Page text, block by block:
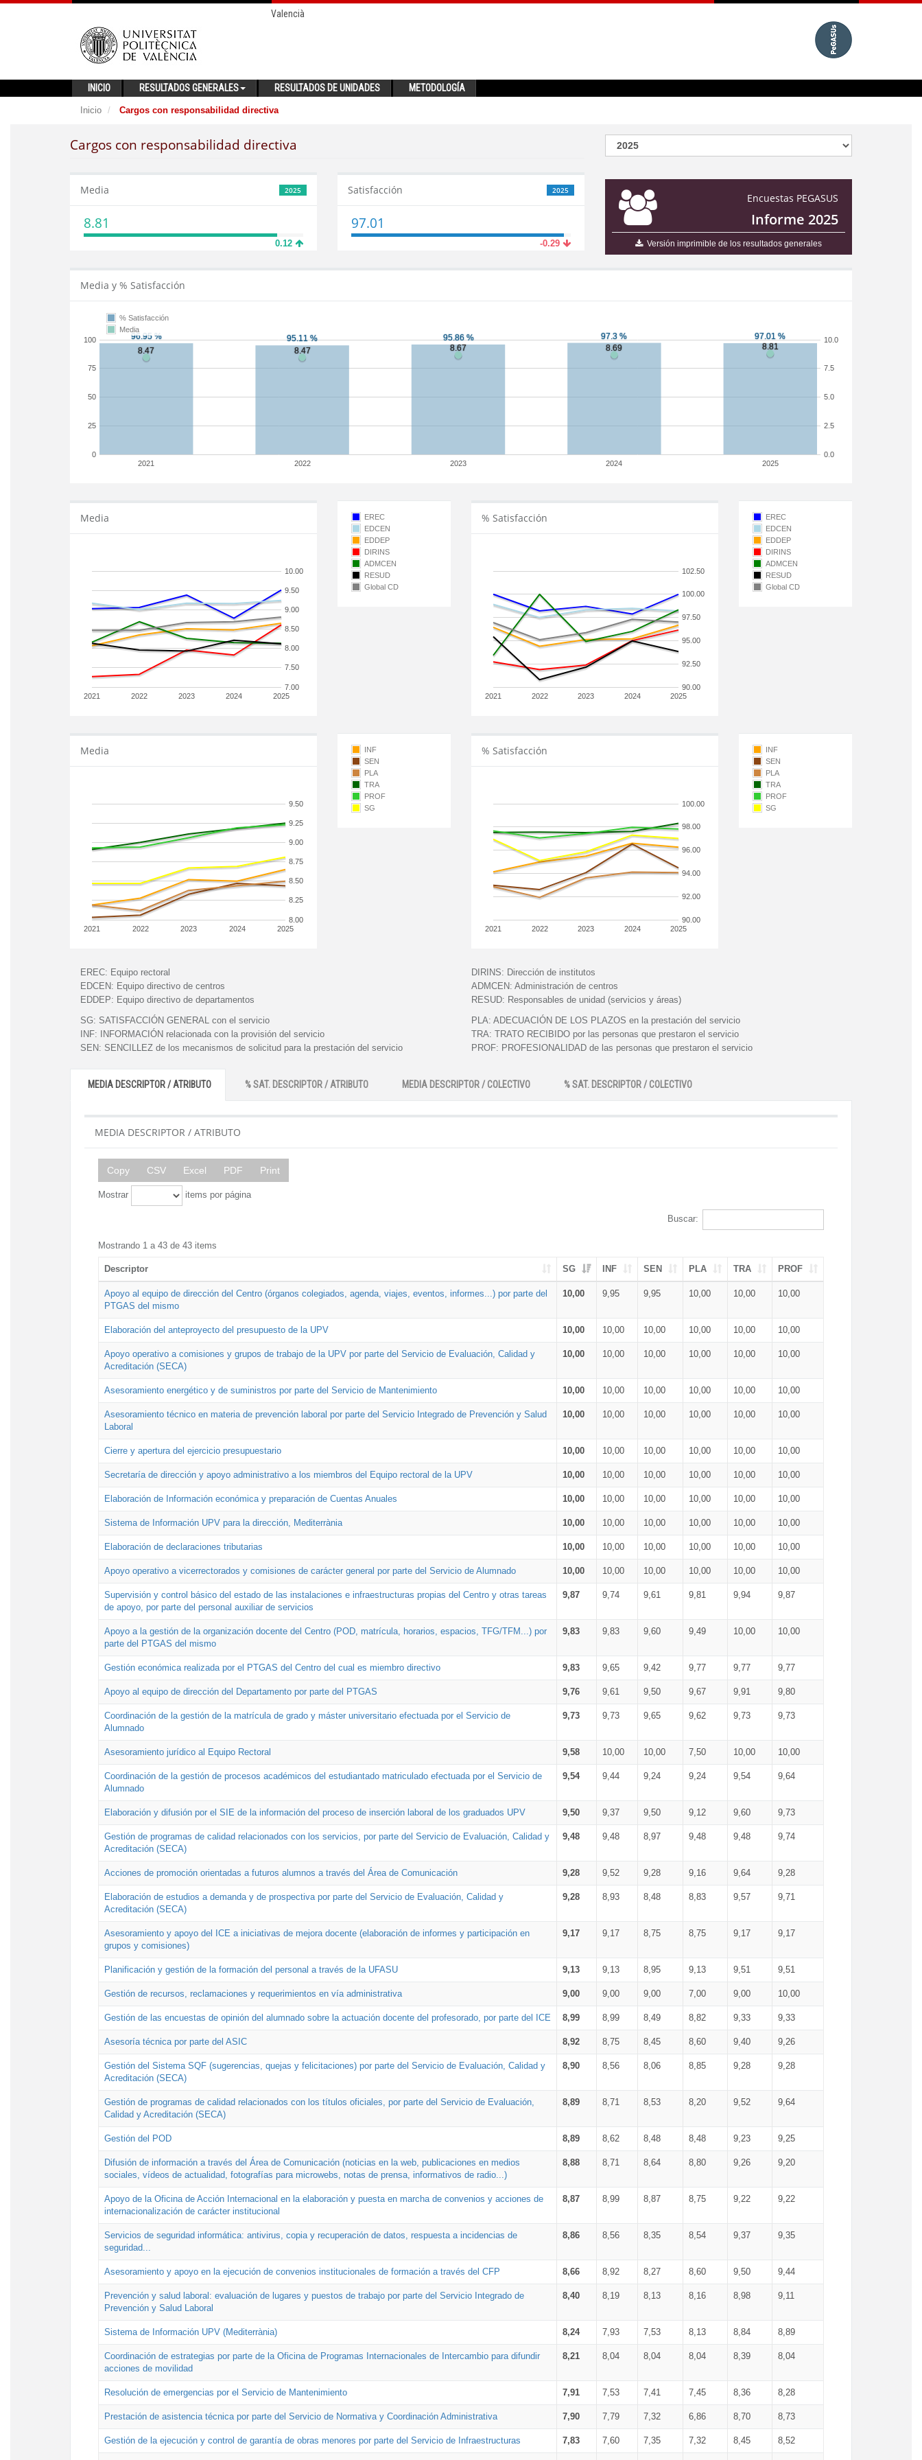
Valencià
INICIO RESULTADOS GENERALES RESULTADOS DE UNIDADES METODOLOGÍA
Inicio Cargos con responsabilidad directiva
Cargos con responsabilidad directiva
Encuestas PEGASUS
Informe 2025
Versión imprimible de los resultados generales
2025
Media
8.81
0.12
2025
Satisfacción
97.01
-0.29
Media y % Satisfacción
2021 2022 2023 2024 2025
0
25
50
75
100
0.0
2.5
5.0
7.5
10.0
% Satisfacción
Media
Media
2021 2022 2023 2024 2025
7.00
7.50
8.00
8.50
9.00
9.50
10.00
EREC
EDCEN
EDDEP
DIRINS
ADMCEN
RESUD
Global CD
% Satisfacción
2021 2022 2023 2024 2025
90.00
92.50
95.00
97.50
100.00
102.50
EREC
EDCEN
EDDEP
DIRINS
ADMCEN
RESUD
Global CD
Media
2021 2022 2023 2024 2025
8.00
8.25
8.50
8.75
9.00
9.25
9.50
INF
SEN
PLA
TRA
PROF
SG
% Satisfacción
2021 2022 2023 2024 2025
90.00
92.00
94.00
96.00
98.00
100.00
INF
SEN
PLA
TRA
PROF
SG
EREC: Equipo rectoral
EDCEN: Equipo directivo de centros
EDDEP: Equipo directivo de departamentos
DIRINS: Dirección de institutos
ADMCEN: Administración de centros
RESUD: Responsables de unidad (servicios y áreas)
SG: SATISFACCIÓN GENERAL con el servicio
INF:
INFORMACIÓN relacionada con la provisión del servicio
SEN: SENCILLEZ de los mecanismos de solicitud para la prestación del servicio
PLA: ADECUACIÓN DE LOS PLAZOS en la prestación del servicio
TRA: TRATO RECIBIDO por las personas que prestaron el servicio
PROF: PROFESIONALIDAD de las personas que prestaron el servicio
MEDIA DESCRIPTOR / ATRIBUTO % SAT. DESCRIPTOR / ATRIBUTO MEDIA DESCRIPTOR / COLECTIVO % SAT. DESCRIPTOR / COLECTIVO
MEDIA DESCRIPTOR / ATRIBUTO
Copy CSV Excel PDF Print
Mostrar items por página
Buscar:
Mostrando 1 a 43 de 43 items
Descriptor SG INF SEN PLA TRA PROF
Apoyo al equipo de dirección del Centro (órganos colegiados, agenda, viajes, eventos, informes...) por parte del
PTGAS del mismo
10,00 9,95 9,95 10,00 10,00 10,00
Elaboración del anteproyecto del presupuesto de la UPV 10,00 10,00 10,00 10,00 10,00 10,00
Apoyo operativo a comisiones y grupos de trabajo de la UPV por parte del Servicio de Evaluación, Calidad y
Acreditación (SECA)
10,00 10,00 10,00 10,00 10,00 10,00
Asesoramiento energético y de suministros por parte del Servicio de Mantenimiento 10,00 10,00 10,00 10,00 10,00 10,00
Asesoramiento técnico en materia de prevención laboral por parte del Servicio Integrado de Prevención y Salud
Laboral
10,00 10,00 10,00 10,00 10,00 10,00
Cierre y apertura del ejercicio presupuestario 10,00 10,00 10,00 10,00 10,00 10,00
Secretaría de dirección y apoyo administrativo a los miembros del Equipo rectoral de la UPV 10,00 10,00 10,00 10,00 10,00 10,00
Elaboración de Información económica y preparación de Cuentas Anuales 10,00 10,00 10,00 10,00 10,00 10,00
Sistema de Información UPV para la dirección, Mediterrània 10,00 10,00 10,00 10,00 10,00 10,00
Elaboración de declaraciones tributarias 10,00 10,00 10,00 10,00 10,00 10,00
Apoyo operativo a vicerrectorados y comisiones de carácter general por parte del Servicio de Alumnado 10,00 10,00 10,00 10,00 10,00 10,00
Supervisión y control básico del estado de las instalaciones e infraestructuras propias del Centro y otras tareas
de apoyo, por parte del personal auxiliar de servicios
9,87 9,74 9,61 9,81 9,94 9,87
Apoyo a la gestión de la organización docente del Centro (POD, matrícula, horarios, espacios, TFG/TFM...) por
parte del PTGAS del mismo
9,83 9,83 9,60 9,49 10,00 10,00
Gestión económica realizada por el PTGAS del Centro del cual es miembro directivo 9,83 9,65 9,42 9,77 9,77 9,77
Apoyo al equipo de dirección del Departamento por parte del PTGAS 9,76 9,61 9,50 9,67 9,91 9,80
Coordinación de la gestión de la matrícula de grado y máster universitario efectuada por el Servicio de
Alumnado
9,73 9,73 9,65 9,62 9,73 9,73
Asesoramiento jurídico al Equipo Rectoral 9,58 10,00 10,00 7,50 10,00 10,00
Coordinación de la gestión de procesos académicos del estudiantado matriculado efectuada por el Servicio de
Alumnado
9,54 9,44 9,24 9,24 9,54 9,64
Elaboración y difusión por el SIE de la información del proceso de inserción laboral de los graduados UPV 9,50 9,37 9,50 9,12 9,60 9,73
Gestión de programas de calidad relacionados con los servicios, por parte del Servicio de Evaluación, Calidad y
Acreditación (SECA)
9,48 9,48 8,97 9,48 9,48 9,74
Acciones de promoción orientadas a futuros alumnos a través del Área de Comunicación 9,28 9,52 9,28 9,16 9,64 9,28
Elaboración de estudios a demanda y de prospectiva por parte del Servicio de Evaluación, Calidad y
Acreditación (SECA)
9,28 8,93 8,48 8,83 9,57 9,71
Asesoramiento y apoyo del ICE a iniciativas de mejora docente (elaboración de informes y participación en
grupos y comisiones)
9,17 9,17 8,75 8,75 9,17 9,17
Planificación y gestión de la formación del personal a través de la UFASU 9,13 9,13 8,95 9,13 9,51 9,51
Gestión de recursos, reclamaciones y requerimientos en vía administrativa 9,00 9,00 9,00 7,00 9,00 10,00
Gestión de las encuestas de opinión del alumnado sobre la actuación docente del profesorado, por parte del ICE 8,99 8,99 8,49 8,82 9,33 9,33
Asesoría técnica por parte del ASIC 8,92 8,75 8,45 8,60 9,40 9,26
Gestión del Sistema SQF (sugerencias, quejas y felicitaciones) por parte del Servicio de Evaluación, Calidad y
Acreditación (SECA)
8,90 8,56 8,06 8,85 9,28 9,28
Gestión de programas de calidad relacionados con los títulos oficiales, por parte del Servicio de Evaluación,
Calidad y Acreditación (SECA)
8,89 8,71 8,53 8,20 9,52 9,64
Gestión del POD 8,89 8,62 8,48 8,48 9,23 9,25
Difusión de información a través del Área de Comunicación (noticias en la web, publicaciones en medios
sociales, vídeos de actualidad, fotografías para microwebs, notas de prensa, informativos de radio...)
8,88 8,71 8,64 8,80 9,26 9,20
Apoyo de la Oficina de Acción Internacional en la elaboración y puesta en marcha de convenios y acciones de
internacionalización de carácter institucional
8,87 8,99 8,87 8,75 9,22 9,22
Servicios de seguridad informática: antivirus, copia y recuperación de datos, respuesta a incidencias de
seguridad...
8,86 8,56 8,35 8,54 9,37 9,35
Asesoramiento y apoyo en la ejecución de convenios institucionales de formación a través del CFP 8,66 8,92 8,27 8,60 9,50 9,44
Prevención y salud laboral: evaluación de lugares y puestos de trabajo por parte del Servicio Integrado de
Prevención y Salud Laboral
8,40 8,19 8,13 8,16 8,98 9,11
Sistema de Información UPV (Mediterrània) 8,24 7,93 7,53 8,13 8,84 8,89
Coordinación de estrategias por parte de la Oficina de Programas Internacionales de Intercambio para difundir
acciones de movilidad
8,21 8,04 8,04 8,04 8,39 8,04
Resolución de emergencias por el Servicio de Mantenimiento 7,91 7,53 7,41 7,45 8,36 8,28
Prestación de asistencia técnica por parte del Servicio de Normativa y Coordinación Administrativa 7,90 7,79 7,32 6,86 8,70 8,73
Gestión de la ejecución y control de garantía de obras menores por parte del Servicio de Infraestructuras 7,83 7,60 7,35 7,32 8,45 8,52